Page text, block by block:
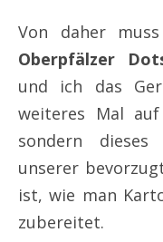
Von daher
Oberpfälzer
und ich das
weiteres Mal
sondern
unserer
ist, wie man
zubereitet.